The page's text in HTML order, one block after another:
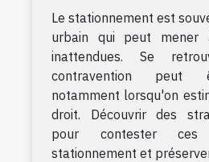
Le stationnement est
urbain qui peut mener
inattendues. Se
contravention peut
notamment lorsqu'on
droit. Découvrir des
pour contester ces
stationnement et